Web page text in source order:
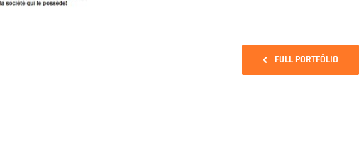
FULL PORTFÓLIO